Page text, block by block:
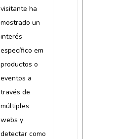
visitante ha
mostrado un
interés
específico em
productos o
eventos a
través de
múltiples
webs y
detectar como